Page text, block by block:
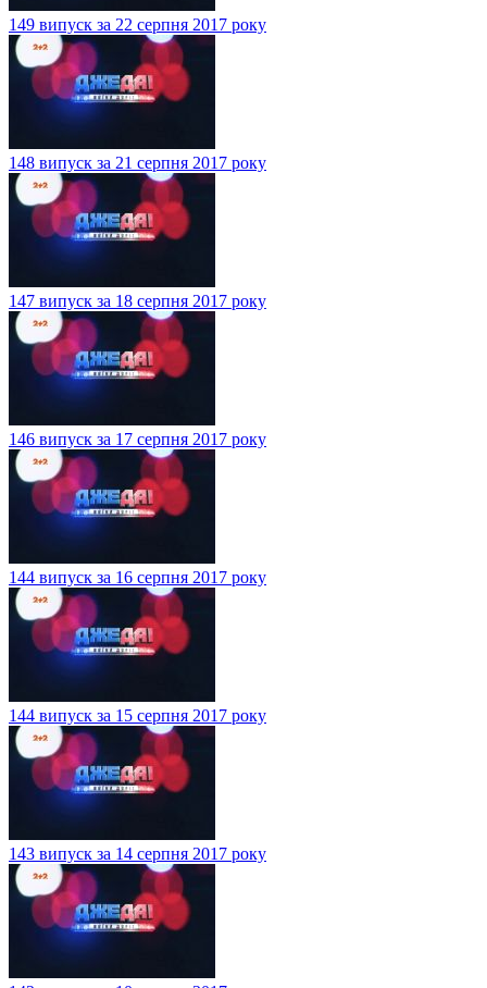
149 випуск за 22 серпня 2017 року
148 випуск за 21 серпня 2017 року
147 випуск за 18 серпня 2017 року
146 випуск за 17 серпня 2017 року
144 випуск за 16 серпня 2017 року
144 випуск за 15 серпня 2017 року
143 випуск за 14 серпня 2017 року